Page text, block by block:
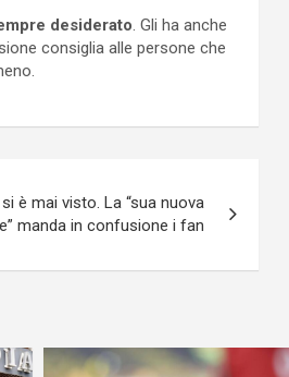
desiderato . Gli ha anche
consiglia alle persone che
è mai visto. La “sua nuova
manda in confusione i fan